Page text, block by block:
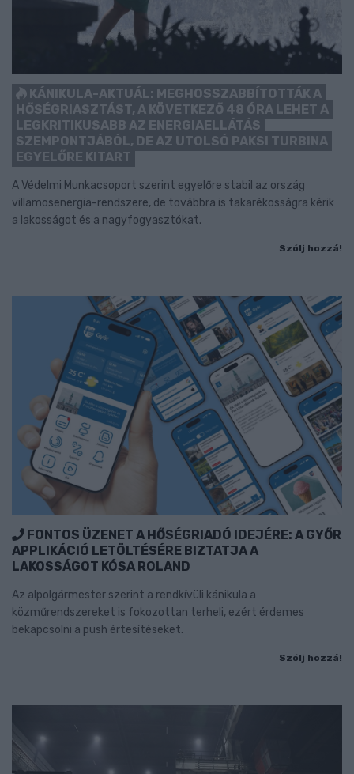
KÁNIKULA-AKTUÁL: MEGHOSSZABBÍTOTTÁK A
HŐSÉGRIASZTÁST, A KÖVETKEZŐ 48 ÓRA LEHET A
LEGKRITIKUSABB AZ ENERGIAELLÁTÁS
SZEMPONTJÁBÓL, DE AZ UTOLSÓ PAKSI TURBINA
EGYELŐRE KITART
A Védelmi Munkacsoport szerint egyelőre stabil az ország
villamosenergia-rendszere, de továbbra is takarékosságra kérik
a lakosságot és a nagyfogyasztókat.
Szólj hozzá!
FONTOS ÜZENET A HŐSÉGRIADÓ IDEJÉRE: A GYŐR
APPLIKÁCIÓ LETÖLTÉSÉRE BIZTATJA A
LAKOSSÁGOT KÓSA ROLAND
Az alpolgármester szerint a rendkívüli kánikula a
közműrendszereket is fokozottan terheli, ezért érdemes
bekapcsolni a push értesítéseket.
Szólj hozzá!